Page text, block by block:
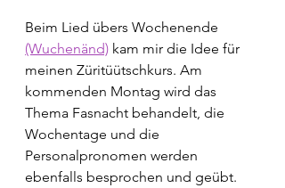
Beim Lied übers Wochenende
(Wuchenänd) kam mir die Idee für
meinen Züritüütschkurs. Am
kommenden Montag wird das
Thema Fasnacht behandelt, die
Wochentage und die
Personalpronomen werden
ebenfalls besprochen und geübt.